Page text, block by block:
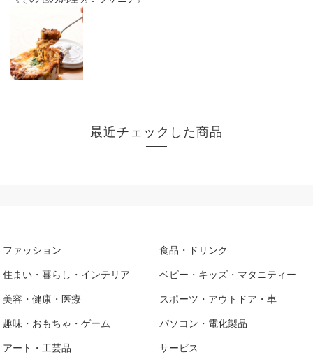
最近チェックした商品
ファッション 食品・ドリンク
住まい・暮らし・インテリア ベビー・キッズ・マタニティー
美容・健康・医療 スポーツ・アウトドア・車
趣味・おもちゃ・ゲーム パソコン・電化製品
アート・工芸品 サービス